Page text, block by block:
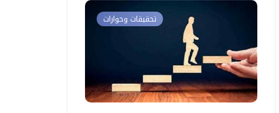
تحقيقات وحوارات